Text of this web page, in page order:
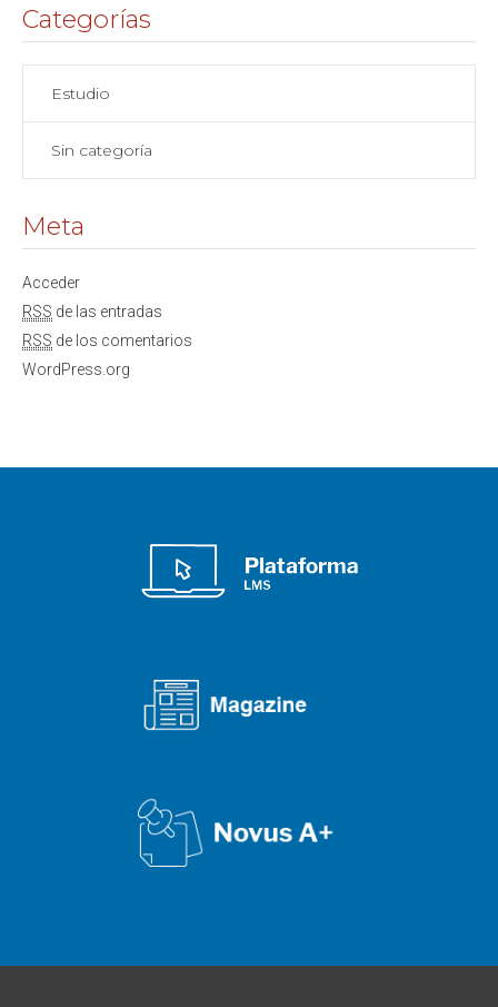
Categorías
Estudio
Sin categoría
Meta
Acceder
RSS de las entradas
RSS de los comentarios
WordPress.org